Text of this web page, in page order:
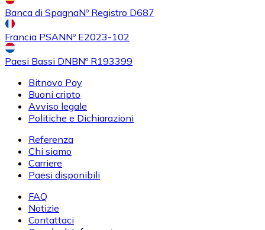
Banca di SpagnaNº Registro D687
Francia PSANNº E2023-102
Paesi Bassi DNBNº R193399
Bitnovo Pay
Buoni cripto
Avviso legale
Politiche e Dichiarazioni
Referenza
Chi siamo
Carriere
Paesi disponibili
FAQ
Notizie
Contattaci